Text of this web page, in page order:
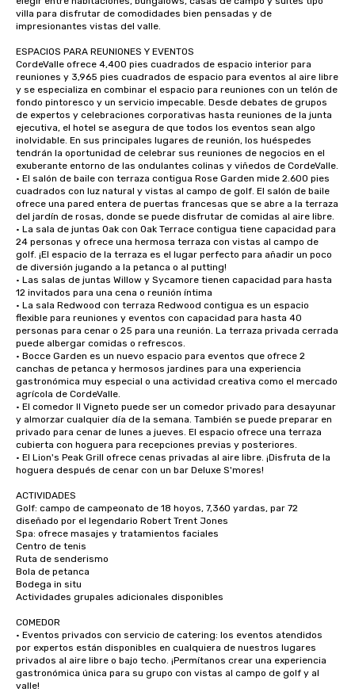
villa para disfrutar de comodidades bien pensadas y de
impresionantes vistas del valle.
ESPACIOS PARA REUNIONES Y EVENTOS
CordeValle ofrece 4,400 pies cuadrados de espacio interior para
reuniones y 3,965 pies cuadrados de espacio para eventos al aire libre
y se especializa en combinar el espacio para reuniones con un telón de
fondo pintoresco y un servicio impecable. Desde debates de grupos
de expertos y celebraciones corporativas hasta reuniones de la junta
ejecutiva, el hotel se asegura de que todos los eventos sean algo
inolvidable. En sus principales lugares de reunión, los huéspedes
tendrán la oportunidad de celebrar sus reuniones de negocios en el
exuberante entorno de las ondulantes colinas y viñedos de CordeValle.
• El salón de baile con terraza contigua Rose Garden mide 2.600 pies
cuadrados con luz natural y vistas al campo de golf. El salón de baile
ofrece una pared entera de puertas francesas que se abre a la terraza
del jardín de rosas, donde se puede disfrutar de comidas al aire libre.
• La sala de juntas Oak con Oak Terrace contigua tiene capacidad para
24 personas y ofrece una hermosa terraza con vistas al campo de
golf. ¡El espacio de la terraza es el lugar perfecto para añadir un poco
de diversión jugando a la petanca o al putting!
• Las salas de juntas Willow y Sycamore tienen capacidad para hasta
12 invitados para una cena o reunión íntima
• La sala Redwood con terraza Redwood contigua es un espacio
flexible para reuniones y eventos con capacidad para hasta 40
personas para cenar o 25 para una reunión. La terraza privada cerrada
puede albergar comidas o refrescos.
• Bocce Garden es un nuevo espacio para eventos que ofrece 2
canchas de petanca y hermosos jardines para una experiencia
gastronómica muy especial o una actividad creativa como el mercado
agrícola de CordeValle.
• El comedor Il Vigneto puede ser un comedor privado para desayunar
y almorzar cualquier día de la semana. También se puede preparar en
privado para cenar de lunes a jueves. El espacio ofrece una terraza
cubierta con hoguera para recepciones previas y posteriores.
• El Lion's Peak Grill ofrece cenas privadas al aire libre. ¡Disfruta de la
hoguera después de cenar con un bar Deluxe S'mores!
ACTIVIDADES
Golf: campo de campeonato de 18 hoyos, 7,360 yardas, par 72
diseñado por el legendario Robert Trent Jones
Spa: ofrece masajes y tratamientos faciales
Centro de tenis
Ruta de senderismo
Bola de petanca
Bodega in situ
Actividades grupales adicionales disponibles
COMEDOR
• Eventos privados con servicio de catering: los eventos atendidos
por expertos están disponibles en cualquiera de nuestros lugares
privados al aire libre o bajo techo. ¡Permítanos crear una experiencia
gastronómica única para su grupo con vistas al campo de golf y al
valle!